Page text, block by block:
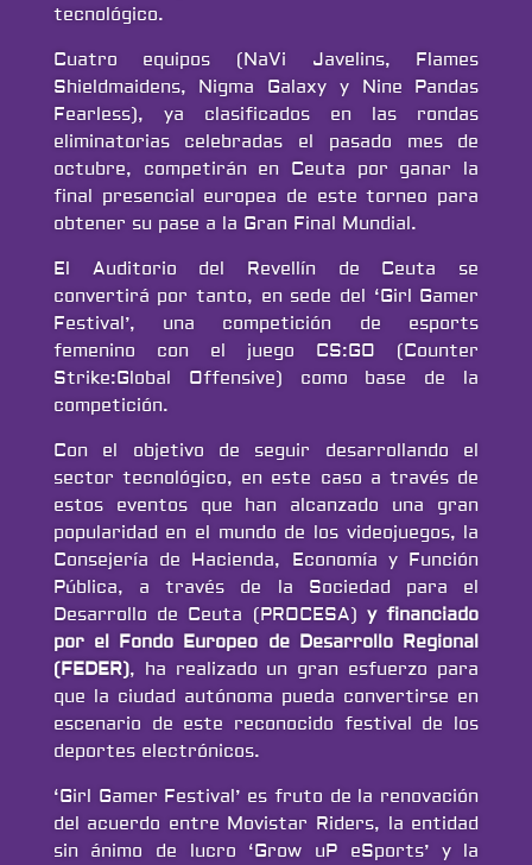
tecnológico.
Cuatro equipos (NaVi Javelins, Flames
Shieldmaidens, Nigma Galaxy y Nine Pandas
Fearless), ya clasificados en las rondas
eliminatorias celebradas el pasado mes de
octubre, competirán en Ceuta por ganar la
final presencial europea de este torneo para
obtener su pase a la Gran Final Mundial.
El Auditorio del Revellín de Ceuta se
convertirá por tanto, en sede del ‘Girl Gamer
Festival’, una competición de esports
femenino con el juego CS:GO (Counter
Strike:Global Offensive) como base de la
competición.
Con el objetivo de seguir desarrollando el
sector tecnológico, en este caso a través de
estos eventos que han alcanzado una gran
popularidad en el mundo de los videojuegos, la
Consejería de Hacienda, Economía y Función
Pública, a través de la Sociedad para el
Desarrollo de Ceuta (PROCESA) y financiado
por el Fondo Europeo de Desarrollo Regional
(FEDER), ha realizado un gran esfuerzo para
que la ciudad autónoma pueda convertirse en
escenario de este reconocido festival de los
deportes electrónicos.
‘Girl Gamer Festival’ es fruto de la renovación
del acuerdo entre Movistar Riders, la entidad
sin ánimo de lucro ‘Grow uP eSports’ y la